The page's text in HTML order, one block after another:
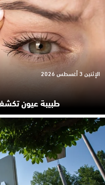
طبيبة عيون
الإثنين 3 أغسطس 2026